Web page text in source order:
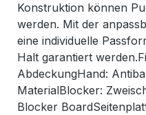
Konstruktion können
werden. Mit der
eine individuelle
Halt garantiert
AbdeckungHand:
MaterialBlocker:
Blocker